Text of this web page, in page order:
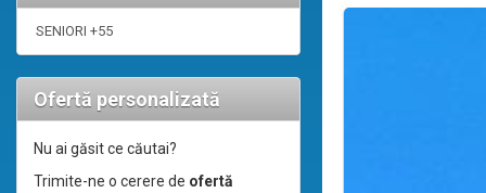
SENIORI +55
Ofertă personalizată
Nu ai găsit ce căutai?
Trimite-ne o cerere de ofertă